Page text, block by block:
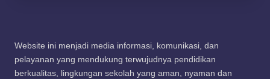
Website ini menjadi media informasi, komunikasi, dan
pelayanan yang mendukung terwujudnya pendidikan
berkualitas, lingkungan sekolah yang aman, nyaman dan